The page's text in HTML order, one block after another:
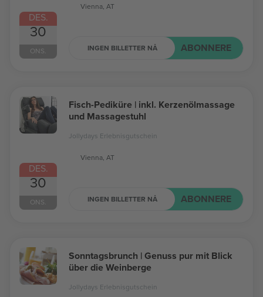
DES.
30
ONS.
Vienna, AT
INGEN BILLETTER NÅ ABONNERE
DES.
30
ONS.
Fisch-Pediküre | inkl. Kerzenölmassage
und Massagestuhl
Jollydays Erlebnisgutschein
Vienna, AT
INGEN BILLETTER NÅ ABONNERE
Sonntagsbrunch | Genuss pur mit Blick
über die Weinberge
Jollydays Erlebnisgutschein